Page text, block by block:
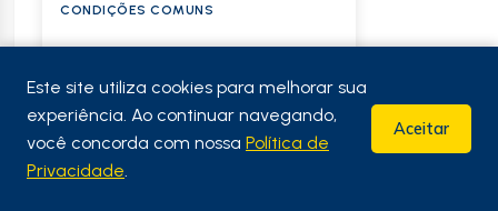
CONDIÇÕES COMUNS
Lavagem Nasal Pode
Ajudar A Reduzir Os
Sintomas De Alergia
A lavagem nasal, também conhecida
Este site utiliza cookies para melhorar sua
experiência. Ao continuar navegando,
você concorda com nossa Política de
Privacidade.
Aceitar